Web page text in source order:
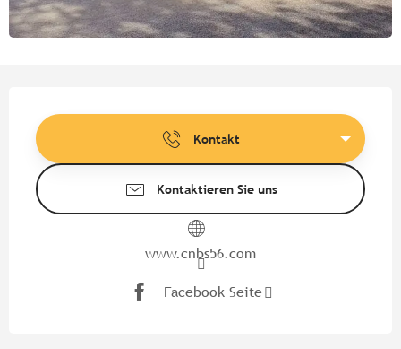
Kontakt
Kontaktieren Sie uns
www.cnbs56.com
Facebook Seite